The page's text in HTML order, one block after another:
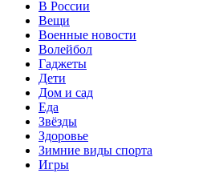
В России
Вещи
Военные новости
Волейбол
Гаджеты
Дети
Дом и сад
Еда
Звёзды
Здоровье
Зимние виды спорта
Игры